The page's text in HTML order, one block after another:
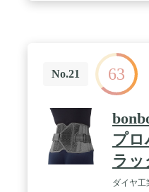
み式の為、フリーサイ
（皮） カラー：ブラッ
（暗茶） ライトブラウ
3.5cm、長さ110cm〜
ジをドライバーで取り
調節可能。ポイント消
ントとしても喜ばれて
ルで美しい姿勢に導
姿勢へはわずか４ス
ルトは着脱がとても簡
もウエストバンドとシ
ドで調整ができるため
ができることで姿勢矯
肩や脇の痛みも起きに
✅ 【 お手入れも簡
BEALTH 姿勢矯正ベル
ております。また、洗
No.21 63
プ
ラ
ダイヤ工